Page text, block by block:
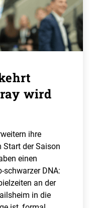
wird
ihre
Start der Saison
einen
DNA:
an der
in die